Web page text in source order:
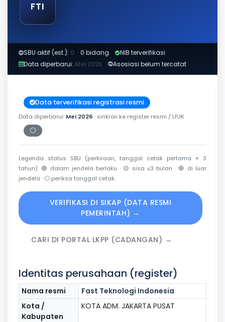
FTI
SBU aktif (est.): 0 · 0 bidang
NIB terverifikasi
Data diperbarui: Mei 2026 Asosiasi belum tercatat
Data terverifikasi registrasi resmi
Data diperbarui: Mei 2026 · sinkron ke register resmi / LPJK
⚪
Periksa tanggal cetak
Legenda status SBU (perkiraan, tanggal cetak pertama + 3
tahun): 🟢 dalam jendela berlaku · 🟡 sisa ≤3 bulan · 🔴 di luar
jendela · ⚪ periksa tanggal cetak.
VERIFIKASI DI SIKAP (DATA RESMI
PEMERINTAH) →
CARI DI PORTAL LKPP (CADANGAN) →
Identitas perusahaan (register)
Nama resmi
Fast Teknologi Indonesia
Kota /
Kabupaten
KOTA ADM. JAKARTA PUSAT